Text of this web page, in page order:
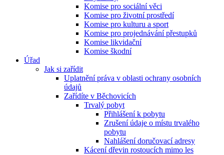
Komise pro sociální věci
Komise pro životní prostředí
Komise pro kulturu a sport
Komise pro projednávání přestupků
Komise likvidační
Komise škodní
Úřad
Jak si zařídit
Uplatnění práva v oblasti ochrany osobních
údajů
Zařídíte v Běchovicích
Trvalý pobyt
Přihlášení k pobytu
Zrušení údaje o místu trvalého
pobytu
Nahlášení doručovací adresy
Kácení dřevin rostoucích mimo les